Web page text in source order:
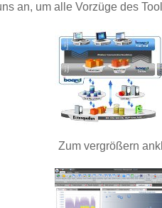
an, um alle Vorzüge des
Zum vergrößern